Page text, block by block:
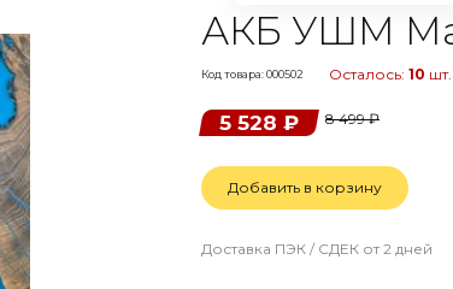
АКБ УШМ
Код товара: 000502 Осталось: 10
5 528 ₽ 8 499₽
Добавить в корзину
Доставка ПЭК / СДЕК от 2 дней